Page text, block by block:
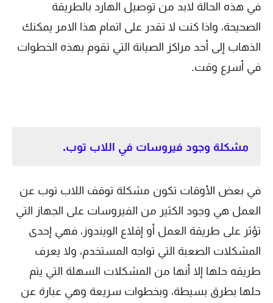
في هذه الحالة لابد من توصيل الهارد بالطريقة
الصحيحة، واذا كنت لا تقدر على اتمام هذا الامر يمكنك
الذهاب إلى أحد مراكز الصيانة التي تقوم بهذه الخطوات
في أسرع وقت.
مشكلة وجود فيروسات في اللاب توب.
في بعض الأوقات تكون مشكلة توقف اللاب توب عن
العمل هي وجود الكثير من الفيروسات على الجهاز التي
تؤثر على طريقة العمل أو إقلاع الويندوز، فهي إحدى
المشكلات الصعبة التي تواجه المستخدم، ولا يعرف
طريقه حلها إلا أنها من المشكلات السهلة التي يتم
حلها بطرق بسيطة، وبخطوات سريعة وهي عبارة عن